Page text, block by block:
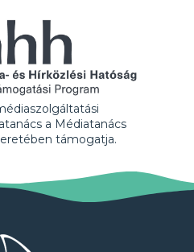
a Médiatanács
támogatja.